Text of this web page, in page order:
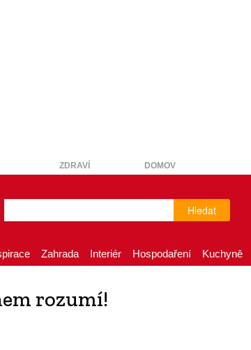
ZDRAVÍ DOMOV
Hledat
Zahrada Interiér Hospodaření Kuchyně
rozumí!